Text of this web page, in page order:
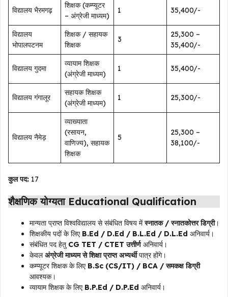
विद्यालय भैरमगढ़
शिक्षक (कम्प्यूटर
– अंग्रेजी माध्यम)
1 ₹35,400/-
विद्यालय
भोपालपटनम
शिक्षक / सहायक
शिक्षक
3
₹25,300 –
₹35,400/-
विद्यालय गुदमा
व्यायाम शिक्षक
(अंग्रेजी माध्यम)
1 ₹35,400/-
विद्यालय गंगालूर
सहायक शिक्षक
(अंग्रेजी माध्यम)
1 ₹25,300/-
विद्यालय नैमेड़
व्याख्याता
(रसायन,
वाणिज्य), सहायक
शिक्षक
5
₹25,300 –
₹38,100/-
कुल पद: 17
शैक्षणिक योग्यता Educational Qualification
मान्यता प्राप्त विश्वविद्यालय से संबंधित विषय मेंस्नातक / स्नातकोत्तर डिग्री।
शिक्षकीय पदों के लिए B.Ed / D.Ed / B.L.Ed / D.L.Ed अनिवार्य।
संबंधित पद हेतु CG TET / CTET उत्तीर्णअनिवार्य।
केवलअंग्रेजी माध्यम से शिक्षा प्राप्त अभ्यर्थीपात्र होंगे।
कम्प्यूटर शिक्षक के लिए B.Sc (CS/IT) / BCA / समकक्ष डिग्री
आवश्यक।
व्यायाम शिक्षक के लिए B.P.Ed / D.P.Ed अनिवार्य।